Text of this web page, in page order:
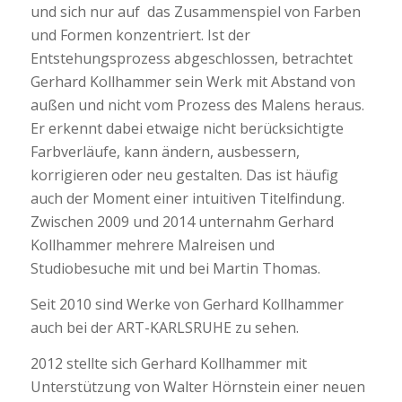
und sich nur auf das Zusammenspiel von Farben
und Formen konzentriert. Ist der
Entstehungsprozess abgeschlossen, betrachtet
Gerhard Kollhammer sein Werk mit Abstand von
außen und nicht vom Prozess des Malens heraus.
Er erkennt dabei etwaige nicht berücksichtigte
Farbverläufe, kann ändern, ausbessern,
korrigieren oder neu gestalten. Das ist häufig
auch der Moment einer intuitiven Titelfindung.
Zwischen 2009 und 2014 unternahm Gerhard
Kollhammer mehrere Malreisen und
Studiobesuche mit und bei Martin Thomas.
Seit 2010 sind Werke von Gerhard Kollhammer
auch bei der ART-KARLSRUHE zu sehen.
2012 stellte sich Gerhard Kollhammer mit
Unterstützung von Walter Hörnstein einer neuen